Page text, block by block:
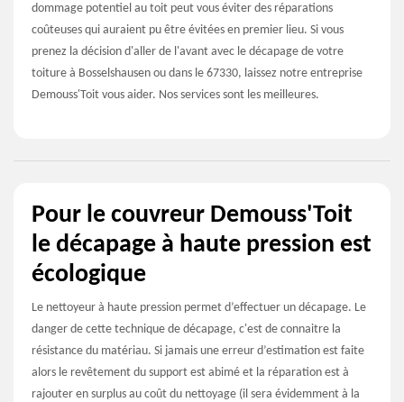
dommage potentiel au toit peut vous éviter des réparations
coûteuses qui auraient pu être évitées en premier lieu. Si vous
prenez la décision d'aller de l'avant avec le décapage de votre
toiture à Bosselshausen ou dans le 67330, laissez notre entreprise
Demouss'Toit vous aider. Nos services sont les meilleures.
Pour le couvreur Demouss'Toit
le décapage à haute pression est
écologique
Le nettoyeur à haute pression permet d’effectuer un décapage. Le
danger de cette technique de décapage, c'est de connaitre la
résistance du matériau. Si jamais une erreur d’estimation est faite
alors le revêtement du support est abimé et la réparation est à
rajouter en surplus au coût du nettoyage (il sera évidemment à la